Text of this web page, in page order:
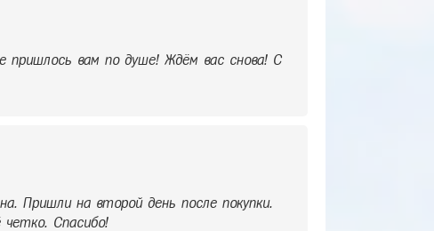
пришлось вам по душе! Ждём вас снова! С
Пришли на второй день после покупки.
четко. Спасибо!